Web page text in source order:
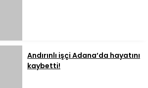
Andırınlı işçi Adana’da hayatını
kaybetti!